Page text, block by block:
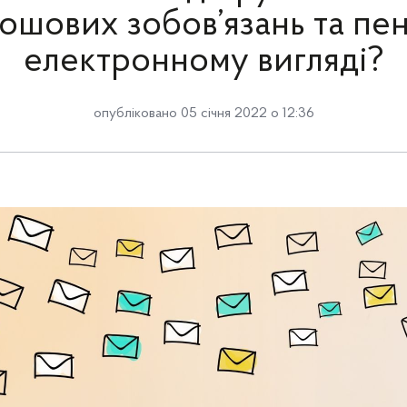
зобов’язань та
електронному вигляді?
опубліковано 05 січня 2022 о 12:36